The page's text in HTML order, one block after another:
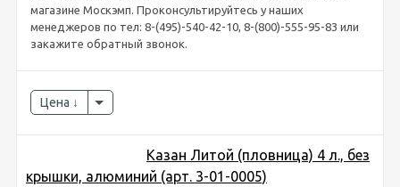
магазине Москэмп. Проконсультируйтесь у наших
менеджеров по тел: 8-(495)-540-42-10, 8-(800)-555-95-83 или
закажите обратный звонок.
Цена
Казан Литой (пловница) 4 л., без
крышки, алюминий (арт. 3-01-0005)